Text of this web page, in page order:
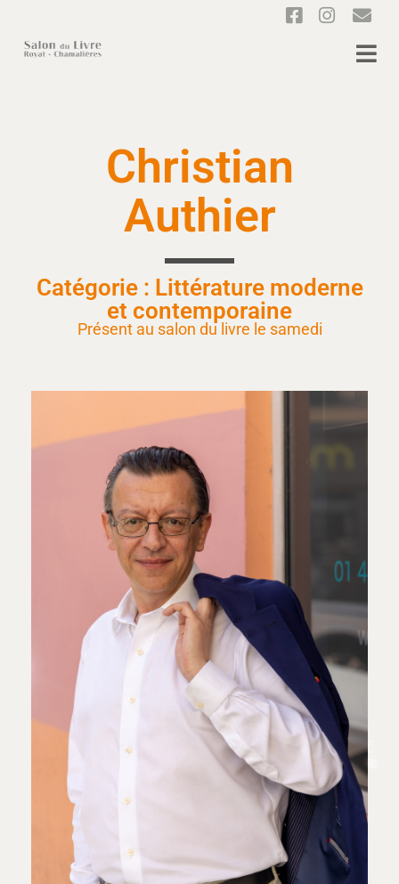
Christian
Authier
Catégorie : Littérature moderne
et contemporaine
Présent au salon du livre le samedi